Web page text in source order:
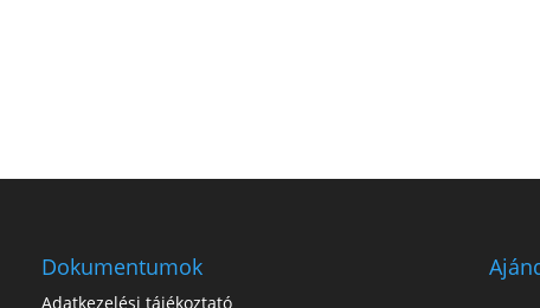
Dokumentumok
Adatkezelési tájékoztató